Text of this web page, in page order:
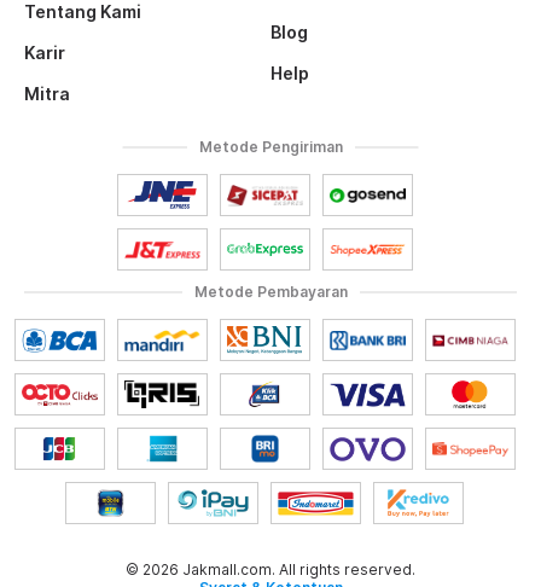
Tentang Kami
Karir
Mitra
Blog
Help
Metode Pembayaran
Metode Pengiriman
© 2026 Jakmall.com. All rights reserved.